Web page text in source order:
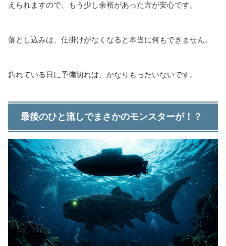
えられますので、もう少し余裕があった方が安心です。
落とし込みは、仕掛けがなくなると本当に何もできません。
釣れている日に予備切れは、かなりもったいないです。
最後のひと流しでまさかのモンスターが！？